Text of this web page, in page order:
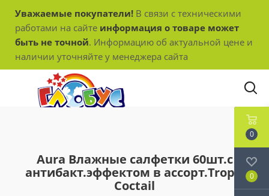
Уважаемые покупатели! В связи с техническими
работами на сайте информация о товаре может
быть не точной. Информацию об актуальной цене и
наличии уточняйте у менеджера сайта
Aura Влажные салфетки 60шт.с
антибакт.эффектом в ассорт.Tropic
Coctail
0
0